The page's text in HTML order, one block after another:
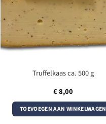
Truffelkaas ca. 500 g
€8,00
TOEVOEGEN AAN WINKELWAGEN